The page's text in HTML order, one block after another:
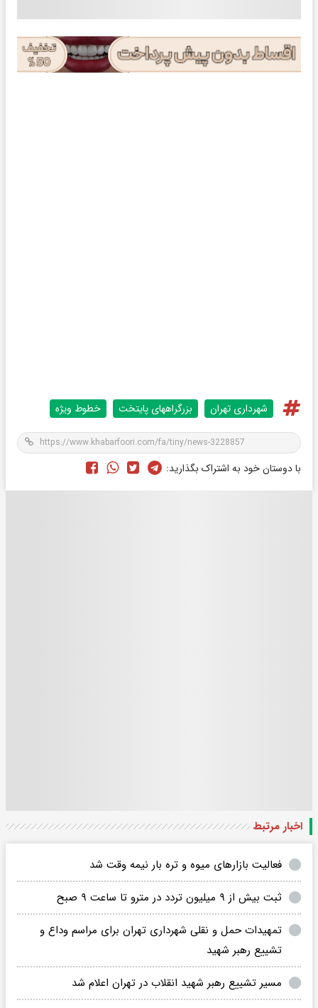
شهرداری تهران بزرگراههای پایتخت خطوط ویژه
با دوستان خود به اشتراک بگذارید:
اخبار مرتبط
فعالیت بازارهای میوه و تره بار نیمه وقت شد
ثبت بیش از ۹ میلیون تردد در مترو تا ساعت ۹ صبح
تمهیدات حمل و نقلی شهرداری تهران برای مراسم وداع و
تشییع رهبر شهید
مسیر تشییع رهبر شهید انقلاب در تهران اعلام شد